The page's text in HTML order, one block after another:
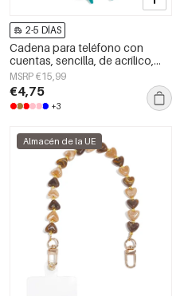
2-5 DÍAS
Cadena para teléfono con
cuentas, sencilla, de acrílico,
accesorio diario.
MSRP €15,99
€4,75
+3
Almacén de la UE